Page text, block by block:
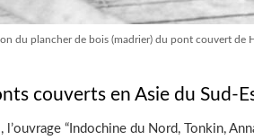
du plancher de bois (madrier) du pont couvert de
couverts en Asie du Sud-
l’ouvrage “Indochine du Nord, Tonkin,